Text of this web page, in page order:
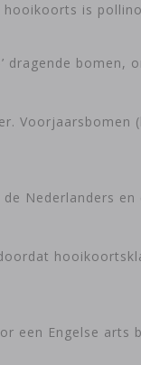
hooikoorts is
Nederlanders
Engelse arts